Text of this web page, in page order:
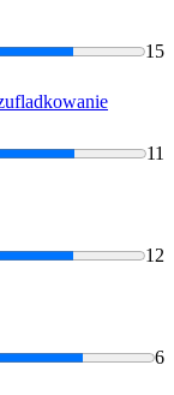
15
11
12
6